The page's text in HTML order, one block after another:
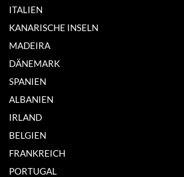
ITALIEN
KANARISCHE INSELN
MADEIRA
DÄNEMARK
SPANIEN
ALBANIEN
IRLAND
BELGIEN
FRANKREICH
PORTUGAL